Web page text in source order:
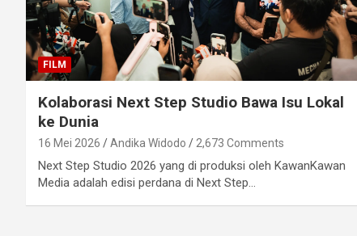
FILM
Kolaborasi Next Step Studio Bawa Isu Lokal
ke Dunia
16 Mei 2026 Andika Widodo 2,673 Comments
Next Step Studio 2026 yang di produksi oleh KawanKawan
Media adalah edisi perdana di Next Step…